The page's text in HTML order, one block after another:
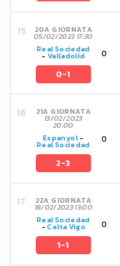
20A GIORNATA
05/02/2023 17:30
Real Sociedad
- Valladolid
0-1
0
21A GIORNATA
13/02/2023
20:00
Espanyol-
Real Sociedad
2-3
0
22A GIORNATA
18/02/2023 13:00
Real Sociedad
-Celta Vigo
1-1
0